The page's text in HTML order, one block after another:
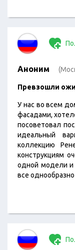
Аноним
Превзошли
У нас во всем
фасадами,
посоветовал
идеальный
коллекцию
конструкциям
одной модели и
все